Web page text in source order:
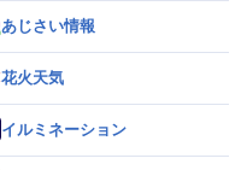
あじさい情報
花火天気
イルミネーション